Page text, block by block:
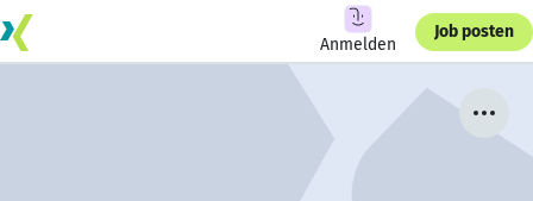
Anmelden
Job posten